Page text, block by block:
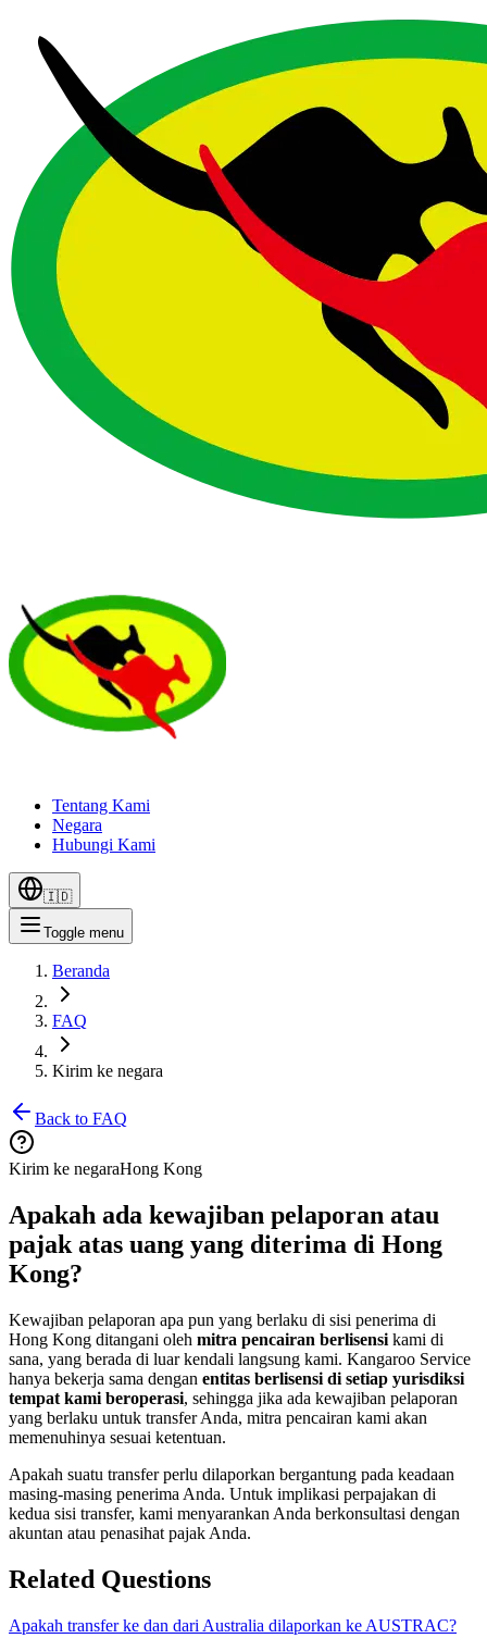
Tentang Kami
Negara
Hubungi Kami
🇮🇩
Toggle menu
Beranda
FAQ
Kirim ke negara
Back to FAQ
Kirim ke negaraHong Kong
Apakah ada kewajiban pelaporan atau
pajak atas uang yang diterima di Hong
Kong?
Kewajiban pelaporan apa pun yang berlaku di sisi penerima di
Hong Kong ditangani oleh mitra pencairan berlisensi kami di
sana, yang berada di luar kendali langsung kami. Kangaroo Service
hanya bekerja sama dengan entitas berlisensi di setiap yurisdiksi
tempat kami beroperasi, sehingga jika ada kewajiban pelaporan
yang berlaku untuk transfer Anda, mitra pencairan kami akan
memenuhinya sesuai ketentuan.
Apakah suatu transfer perlu dilaporkan bergantung pada keadaan
masing-masing penerima Anda. Untuk implikasi perpajakan di
kedua sisi transfer, kami menyarankan Anda berkonsultasi dengan
akuntan atau penasihat pajak Anda.
Related Questions
Apakah transfer ke dan dari Australia dilaporkan ke AUSTRAC?